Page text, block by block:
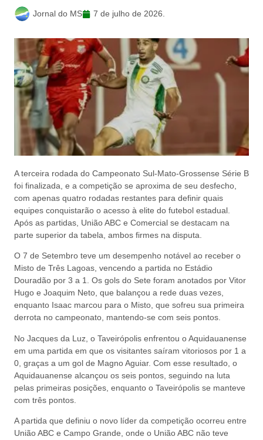
Jornal do MS 7 de julho de 2026.
A terceira rodada do Campeonato Sul-Mato-Grossense Série B
foi finalizada, e a competição se aproxima de seu desfecho,
com apenas quatro rodadas restantes para definir quais
equipes conquistarão o acesso à elite do futebol estadual.
Após as partidas, União ABC e Comercial se destacam na
parte superior da tabela, ambos firmes na disputa.
O 7 de Setembro teve um desempenho notável ao receber o
Misto de Três Lagoas, vencendo a partida no Estádio
Douradão por 3 a 1. Os gols do Sete foram anotados por Vitor
Hugo e Joaquim Neto, que balançou a rede duas vezes,
enquanto Isaac marcou para o Misto, que sofreu sua primeira
derrota no campeonato, mantendo-se com seis pontos.
No Jacques da Luz, o Taveirópolis enfrentou o Aquidauanense
em uma partida em que os visitantes saíram vitoriosos por 1 a
0, graças a um gol de Magno Aguiar. Com esse resultado, o
Aquidauanense alcançou os seis pontos, seguindo na luta
pelas primeiras posições, enquanto o Taveirópolis se manteve
com três pontos.
A partida que definiu o novo líder da competição ocorreu entre
União ABC e Campo Grande, onde o União ABC não teve